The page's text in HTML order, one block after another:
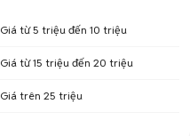
Giá từ 5 triệu đến 10 triệu
Giá từ 15 triệu đến 20 triệu
Giá trên 25 triệu